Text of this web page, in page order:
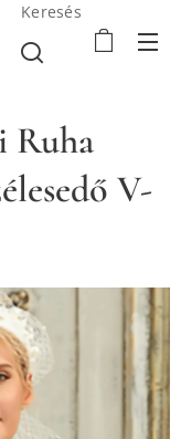
Keresés
Ruha
V-